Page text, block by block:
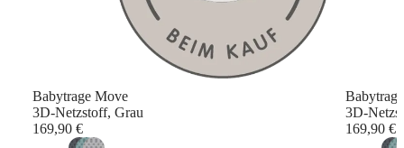
Babytrage Move
3D-Netzstoff, Grau
169,90 €
3D-
169,90 €